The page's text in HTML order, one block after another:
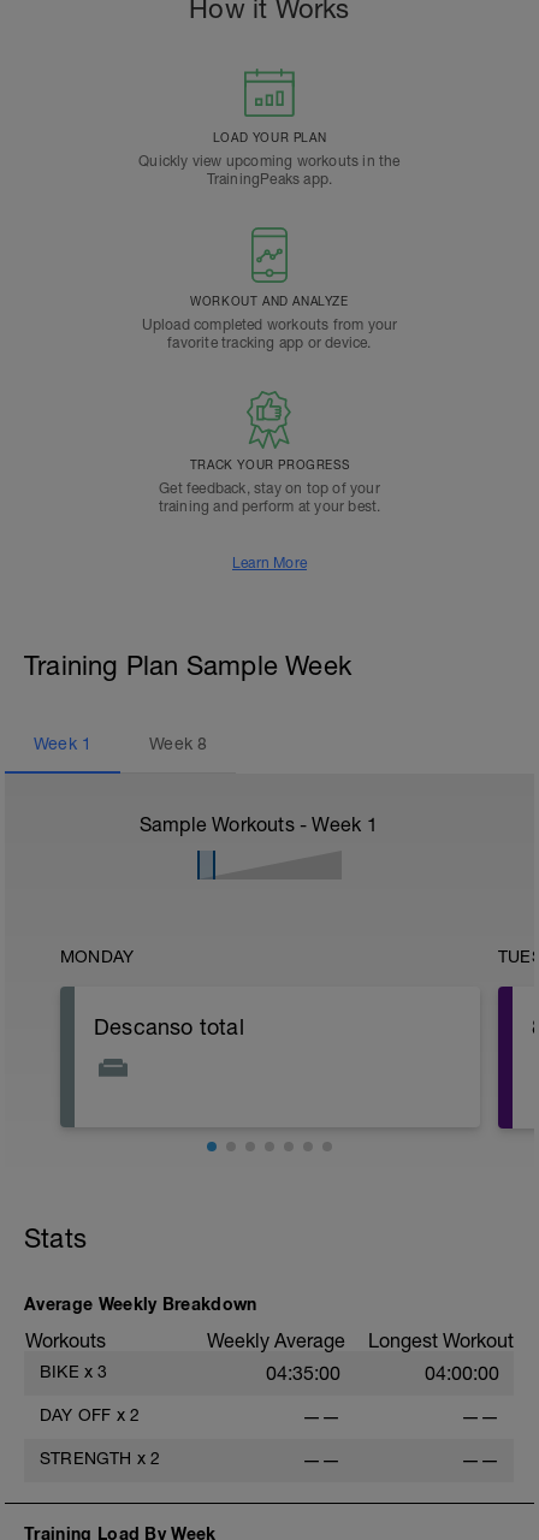
How it Works
LOAD YOUR PLAN
Quickly view upcoming workouts in the
TrainingPeaks app.
WORKOUT AND ANALYZE
Upload completed workouts from your
favorite tracking app or device.
TRACK YOUR PROGRESS
Get feedback, stay on top of your
training and perform at your best.
Learn More
Training Plan Sample Week
Week 1 Week8
Sample Workouts - Week 1
MONDAY
Descanso total
Stats
Average Weekly Breakdown
Workouts Weekly Average Longest Workout
BIKE x 3 04:35:00 04:00:00
DAY OFF x 2 —— ——
STRENGTH x 2 —— ——
Training Load By Week